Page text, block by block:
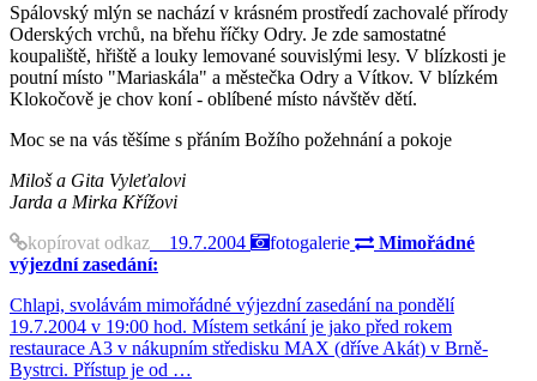
Spálovský mlýn se nachází v krásném prostředí zachovalé přírody
Oderských vrchů, na břehu říčky Odry. Je zde samostatné
koupaliště, hřiště a louky lemované souvislými lesy. V blízkosti je
poutní místo "Mariaskála" a městečka Odry a Vítkov. V blízkém
Klokočově je chov koní - oblíbené místo návštěv dětí.
Moc se na vás těšíme s přáním Božího požehnání a pokoje
Miloš a Gita Vyleťalovi
Jarda a Mirka Křížovi
kopírovat odkaz 19.7.2004 fotogalerie
Mimořádné
výjezdní zasedání:
Chlapi, svolávám mimořádné výjezdní zasedání na pondělí
19.7.2004 v 19:00 hod. Místem setkání je jako před rokem
restaurace A3 v nákupním středisku MAX (dříve Akát) v Brně-
Bystrci. Přístup je od …